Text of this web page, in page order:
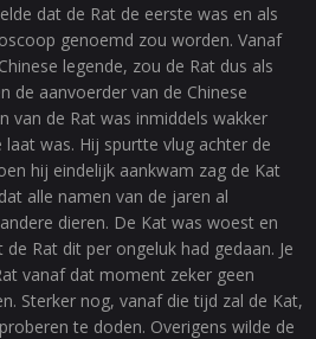
dat de Rat de eerste was en als
genoemd zou worden. Vanaf
legende, zou de Rat dus als
de aanvoerder van de Chinese
van de Rat was inmiddels wakker
was. Hij spurtte vlug achter de
hij eindelijk aankwam zag de Kat
alle namen van de jaren al
dieren. De Kat was woest en
Rat dit per ongeluk had gedaan. Je
vanaf dat moment zeker geen
Sterker nog, vanaf die tijd zal de Kat,
te doden. Overigens wilde de